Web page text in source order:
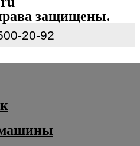
защищены.
20-92